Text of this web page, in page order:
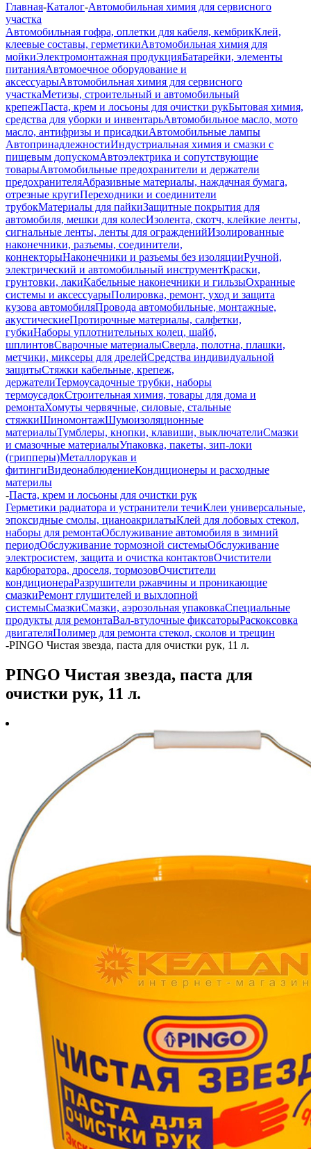
Главная-Каталог-Автомобильная химия для сервисного
участка
Автомобильная гофра, оплетки для кабеля, кембрикКлей,
клеевые составы, герметикиАвтомобильная химия для
мойкиЭлектромонтажная продукцияБатарейки, элементы
питанияАвтомоечное оборудование и
аксессуарыАвтомобильная химия для сервисного
участкаМетизы, строительный и автомобильный
крепежПаста, крем и лосьоны для очистки рукБытовая химия,
средства для уборки и инвентарьАвтомобильное масло, мото
масло, антифризы и присадкиАвтомобильные лампы
АвтопринадлежностиИндустриальная химия и смазки с
пищевым допускомАвтоэлектрика и сопутствующие
товарыАвтомобильные предохранители и держатели
предохранителяАбразивные материалы, наждачная бумага,
отрезные кругиПереходники и соединители
трубокМатериалы для пайкиЗащитные покрытия для
автомобиля, мешки для колесИзолента, скотч, клейкие ленты,
сигнальные ленты, ленты для огражденийИзолированные
наконечники, разъемы, соединители,
коннекторыНаконечники и разъемы без изоляцииРучной,
электрический и автомобильный инструментКраски,
грунтовки, лакиКабельные наконечники и гильзыОхранные
системы и аксессуарыПолировка, ремонт, уход и защита
кузова автомобиляПровода автомобильные, монтажные,
акустическиеПротирочные материалы, салфетки,
губкиНаборы уплотнительных колец, шайб,
шплинтовСварочные материалыСверла, полотна, плашки,
метчики, миксеры для дрелейСредства индивидуальной
защитыСтяжки кабельные, крепеж,
держателиТермоусадочные трубки, наборы
термоусадокСтроительная химия, товары для дома и
ремонтаХомуты червячные, силовые, стальные
стяжкиШиномонтажШумоизоляционные
материалыТумблеры, кнопки, клавиши, выключателиСмазки
и смазочные материалыУпаковка, пакеты, зип-локи
(грипперы)Металлорукав и
фитингиВидеонаблюдениеКондиционеры и расходные
материлы
-Паста, крем и лосьоны для очистки рук
Герметики радиатора и устранители течиКлеи универсальные,
эпоксидные смолы, цианоакрилатыКлей для лобовых стекол,
наборы для ремонтаОбслуживание автомобиля в зимний
периодОбслуживание тормозной системыОбслуживание
электросистем, защита и очистка контактовОчистители
карбюратора, дроселя, тормозовОчистители
кондиционераРазрушители ржавчины и проникающие
смазкиРемонт глушителей и выхлопной
системыСмазкиСмазки, аэрозольная упаковкаСпециальные
продукты для ремонтаВал-втулочные фиксаторыРаскоксовка
двигателяПолимер для ремонта стекол, сколов и трещин
-PINGO Чистая звезда, паста для очистки рук, 11 л.
PINGO Чистая звезда, паста для
очистки рук, 11 л.